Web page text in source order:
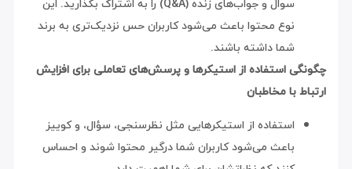
نوع محتوا باعث می‌شود کاربران حس نزدیک‌تری به برند
شما داشته باشند.
چگونگی استفاده از استیکرها و پرسش‌های تعاملی برای افزایش
ارتباط با مخاطبان
استفاده از استیکرهایی مثل نظرسنجی، سؤال، و کوییز
باعث می‌شود کاربران شما درگیر محتوا شوند و احساس